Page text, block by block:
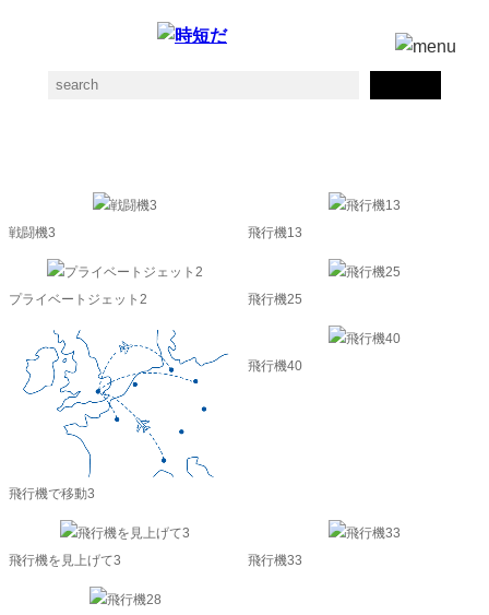
戦闘機3 飛行機13
プライベートジェット2 飛行機25
飛行機で移動3
飛行機40
飛行機を見上げて3 飛行機33